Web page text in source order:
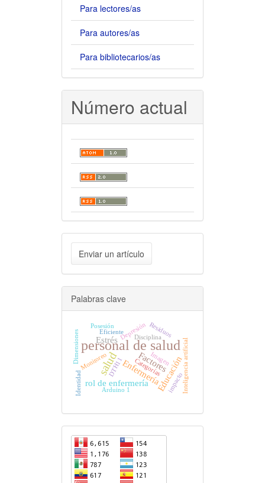
Para lectores/as
Para autores/as
Para bibliotecarios/as
Número actual
Enviar
un
artículo
Enviar un artículo
Palabras clave
personal de salud
saludEnfermería
rol de enfermería
FactoresEducación
Estrés
MonitoreoDTH11
Arduino 1 Inteligencia artificial
Depresión
Eficiente
Categorías
Posesión Residuos
Disciplina
Imagen
Dimensiones
Identidad impacto
Visitors